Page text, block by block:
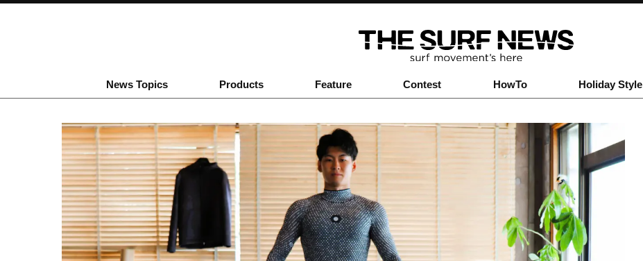
News Topics Products Feature Contest HowTo Holiday Style